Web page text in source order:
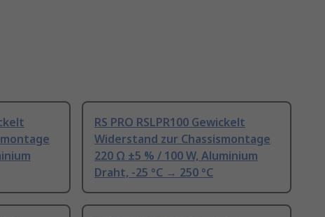
RS PRO RSLPR100 Gewickelt
Widerstand zur Chassismontage
220 Ω ±5 % / 100 W, Aluminium
Draht, -25 °C → 250 °C